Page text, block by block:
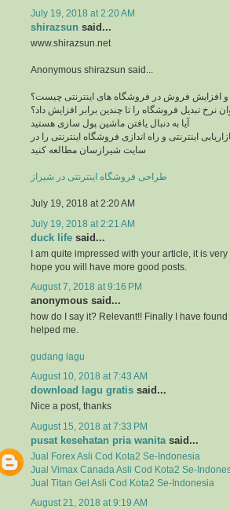
July 19, 2018 at 2:20 AM
shirazsun said...
www.shirazsun.net
Anonymous shirazsun said...
و افزایش فروش در فروشگاه های اینترنتی چیست؟
نرخ تبدیل فروشگاه را تا چندین برابر افزایش داد؟
آیا به دنبال یافتن ماشین پول سازی هستید
اینترنتی و راه اندازی فروشگاه اینترنتی را در
سایت شیرازسان مطالعه کنید
طراحی فروشگاه اینترنتی در شیراز
July 19, 2018 at 2:20 AM
July 19, 2018 at 2:21 AM
duck life said...
I am quite impressed with your article, it is
hope you will have more good posts.
August 7, 2018 at 9:16 PM
anonymous said...
how do I say it? Relevant!! Finally I have
helped me.
gudang lagu
August 10, 2018 at 7:43 AM
download lagu gratis said...
Nice a post, thanks
August 15, 2018 at 7:33 PM
pusat kesehatan pria wanita said...
Jual Forex Asli Cod Kota2 Se-Indonesia
Jual Vimax Canada Asli Cod Kota2 Se-
Jual Titan Gel Asli Cod Kota2 Se-Indonesia
August 21, 2018 at 9:19 AM